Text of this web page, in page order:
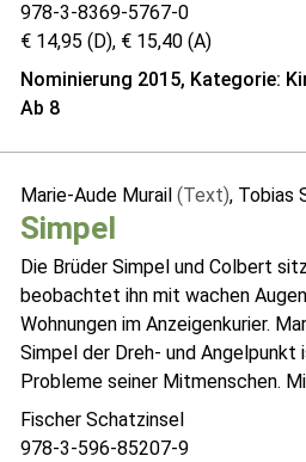
978-3-8369-5767-0
€ 14,95 (D), € 15,40 (A)
Nominierung 2015, Kategorie:
Ab 8
Marie-Aude Murail (Text), Tobias
Simpel
Die Brüder Simpel und Colbert
beobachtet ihn mit wachen
Wohnungen im Anzeigenkurier.
Simpel der Dreh- und
Probleme seiner Mitmenschen.
Fischer Schatzinsel
978-3-596-85207-9